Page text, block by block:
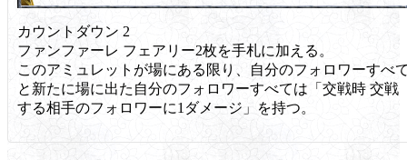
カウントダウン 2
ファンファーレ フェアリー2枚を手札に加える。
このアミュレットが場にある限り、自分のフォロワーすべ
と新たに場に出た自分のフォロワーすべては「 交戦時 交戦
する相手のフォロワーに1ダメージ」を持つ。